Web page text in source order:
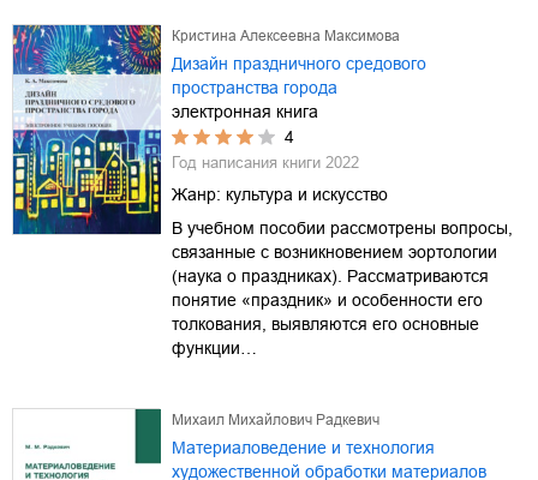
Кристина Алексеевна Максимова
Дизайн праздничного средового
пространства города
электронная книга
4
Год написания книги 2022
Жанр: культура и искусство
В учебном пособии рассмотрены вопросы,
связанные с возникновением эортологии
(наука о праздниках). Рассматриваются
понятие «праздник» и особенности его
толкования, выявляются его основные
функции…
Михаил Михайлович Радкевич
Материаловедение и технология
художественной обработки материалов